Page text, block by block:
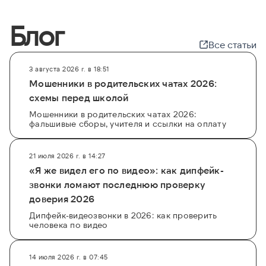
Блог Все статьи
3 августа 2026 г. в 18:51
Мошенники в родительских чатах 2026:
схемы перед школой
Мошенники в родительских чатах 2026:
фальшивые сборы, учителя и ссылки на оплату
21 июля 2026 г. в 14:27
«Я же видел его по видео»: как дипфейк-
звонки ломают последнюю проверку
доверия 2026
Дипфейк-видеозвонки в 2026: как проверить
человека по видео
14 июля 2026 г. в 07:45